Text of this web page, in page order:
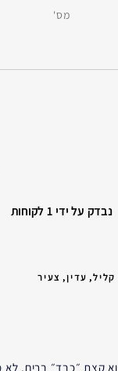
מס'
נבדק על ידי 1 לקוחות
קליל, עדין, צעיר
קצת ״כבד״ בריח, לא